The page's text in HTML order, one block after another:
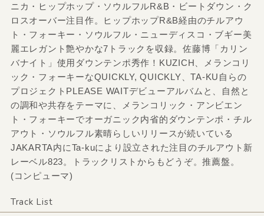
ニカ・ヒップホップ・ソウルフルR&B・ビートダウン・ク
ロスオーバー注目作。ヒップホップR&B経由のチルアウ
ト・フォーキー・ソウルフル・ニューディスコ・ブギー美
麗エレガント艶やかな7トラックを収録。佐藤博「カリン
バナイト」使用ダウンテンポ秀作！KUZICH、メランコリ
ック・フォーキーなQUICKLY, QUICKLY、TA-KU自らの
プロジェクトPLEASE WAITデビューアルバムと、自然と
の調和や共存をテーマに、メランコリック・アンビエン
ト・フォーキーでオーガニック内省的ダウンテンポ・チル
アウト・ソウルフル素晴らしいリリースが続いている
JAKARTA内にTa-kuにより設立された注目のチルアウト新
レーベル823。トラックリストからもどうぞ。推薦盤。
(コンピューマ)
Track List